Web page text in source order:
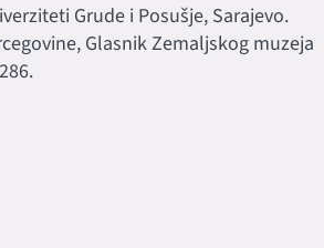
Grude i Posušje, Sarajevo.
Glasnik Zemaljskog muzeja